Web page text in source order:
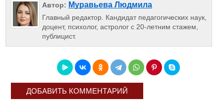
Автор: Муравьева Людмила
Главный редактор. Кандидат педагогических наук,
доцент, психолог, астролог с 20-летним стажем,
публицист.
ДОБАВИТЬ КОММЕНТАРИЙ